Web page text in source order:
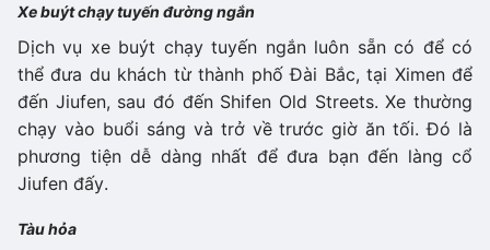
Xe buýt chạy tuyến đường ngắn
Dịch vụ xe buýt chạy tuyến ngắn luôn sẵn có để có
thể đưa du khách từ thành phố Đài Bắc, tại Ximen để
đến Jiufen, sau đó đến Shifen Old Streets. Xe thường
chạy vào buổi sáng và trở về trước giờ ăn tối. Đó là
phương tiện dễ dàng nhất để đưa bạn đến làng cổ
Jiufen đấy.
Tàu hỏa